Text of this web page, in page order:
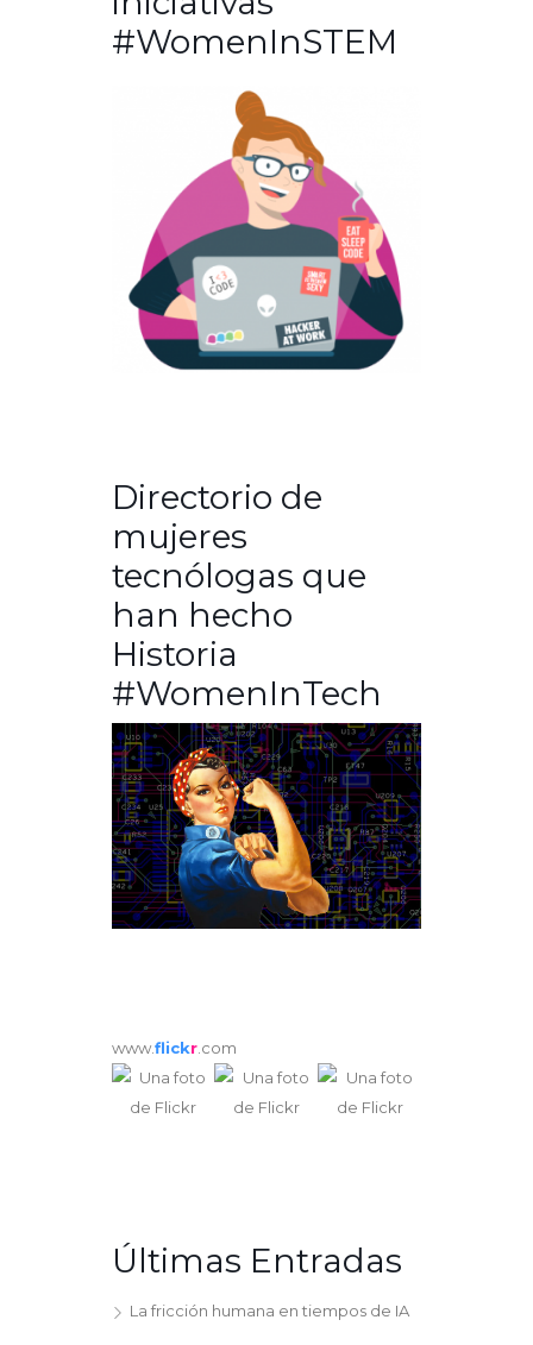
#WomenInSTEM
Directorio de
mujeres
tecnólogas que
han hecho
Historia
#WomenInTech
www.flickr.com
Últimas Entradas
La fricción humana en tiempos de IA